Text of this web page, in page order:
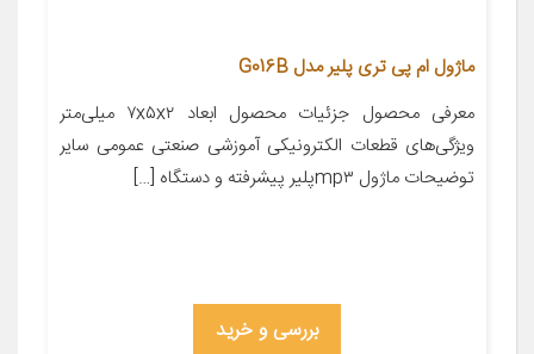
ماژول ام پی تری پلیر مدل G016B
معرفی محصول جزئیات محصول ابعاد ۷x۵x۲ میلی‌متر
ویژگی‌های قطعات الکترونیکی آموزشی صنعتی عمومی سایر
توضیحات ماژول mp۳پلیر پیشرفته و دستگاه […]
بررسی و خرید